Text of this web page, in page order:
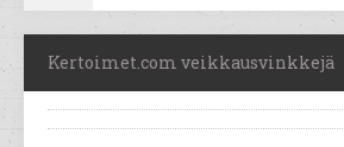
Kertoimet.com veikkausvinkkejä